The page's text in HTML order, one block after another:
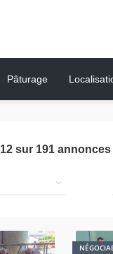
Pâturage
12 sur 191